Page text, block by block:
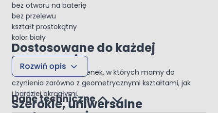
bez otworu na baterię
bez przelewu
kształt prostokątny
kolor biały
Dostosowane do każdej
przestrzeni
Idealnie pasuje do łazienek, w których mamy do
czynienia zarówno z geometrycznymi kształtami, jak
i bardziej okrągłymi.
Szerokie, uniwersalne
Rozwiń opis
Dane techniczne